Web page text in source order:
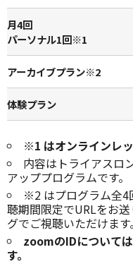
月4回
パーソナル1回※1
アーカイブプラン※2
体験プラン
※1 はオンラインレ
内容はトライアスロ
アッププログラムです。
※2 はプログラム全4
聴期間限定でURLをお
グでご視聴いただけます。
zoomのIDについて
す。